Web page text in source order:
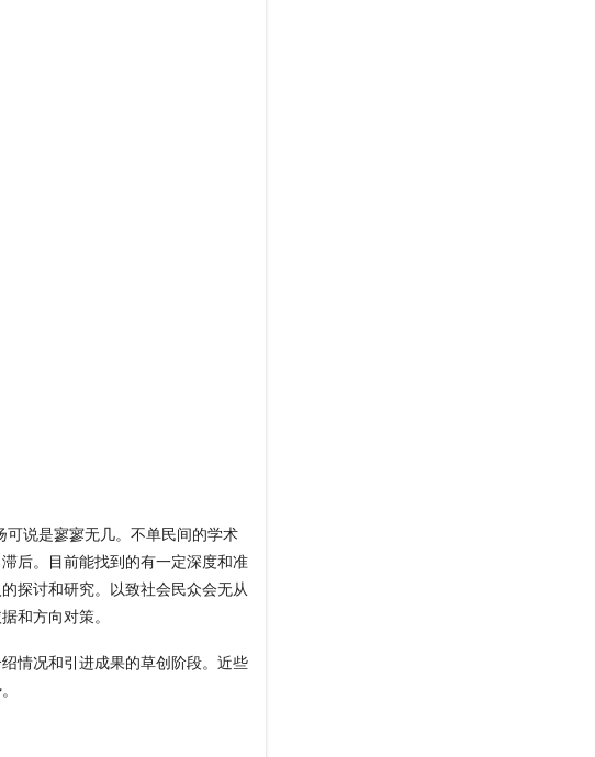
可说是寥寥无几。不单民间的学术
后。目前能找到的有一定深度和准
探讨和研究。以致社会民众会无从
和方向对策。
情况和引进成果的草创阶段。近些